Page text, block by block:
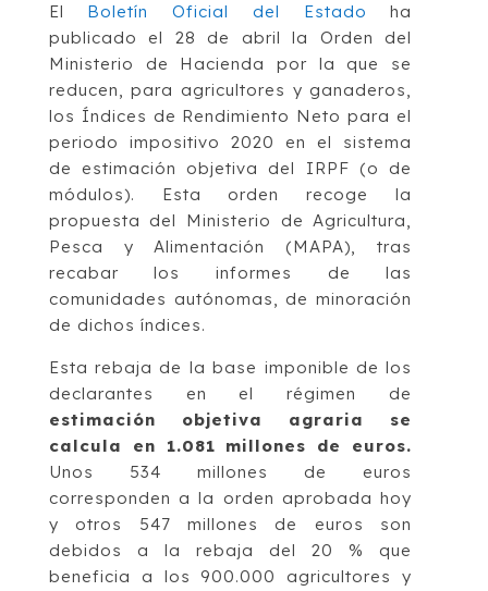
El Boletín Oficial del Estado ha
publicado el 28 de abril la Orden del
Ministerio de Hacienda por la que se
reducen, para agricultores y ganaderos,
los Índices de Rendimiento Neto para el
periodo impositivo 2020 en el sistema
de estimación objetiva del IRPF (o de
módulos). Esta orden recoge la
propuesta del Ministerio de Agricultura,
Pesca y Alimentación (MAPA), tras
recabar los informes de las
comunidades autónomas, de minoración
de dichos índices.
Esta rebaja de la base imponible de los
declarantes en el régimen de
estimación objetiva agraria se
calcula en 1.081 millones de euros.
Unos 534 millones de euros
corresponden a la orden aprobada hoy
y otros 547 millones de euros son
debidos a la rebaja del 20 % que
beneficia a los 900.000 agricultores y